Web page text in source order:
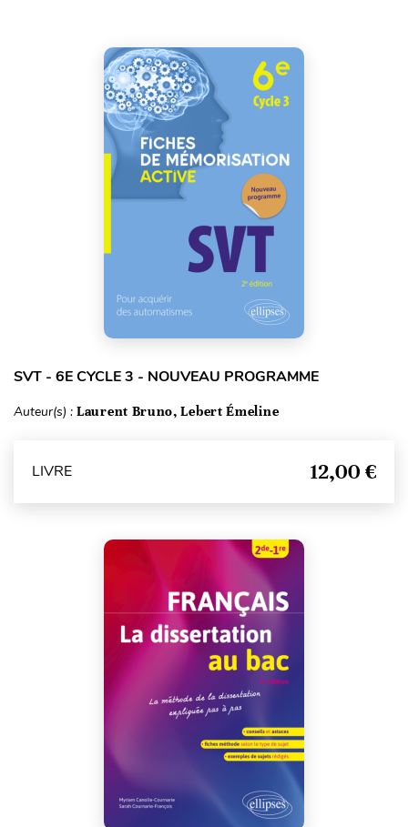
SVT - 6E CYCLE 3 - NOUVEAU PROGRAMME
Auteur(s) : Laurent Bruno, Lebert Émeline
LIVRE 12,00 €